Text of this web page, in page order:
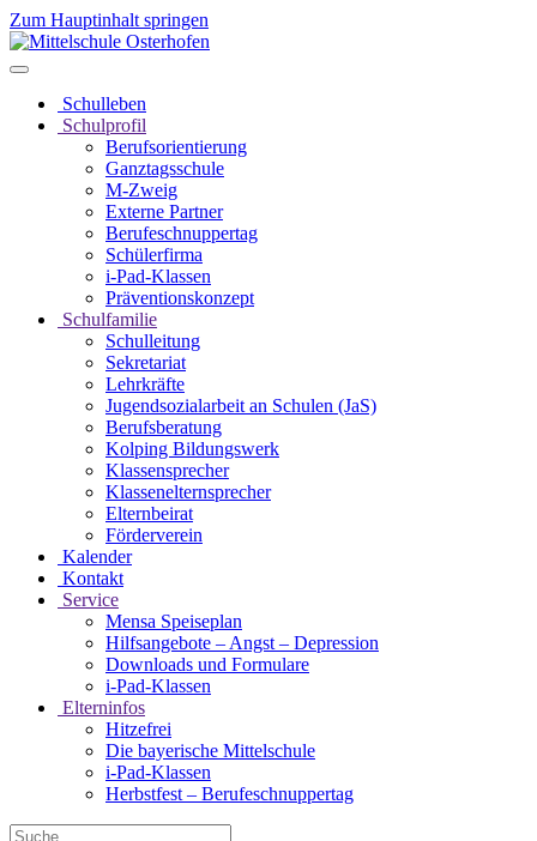
Zum Hauptinhalt springen
Schulleben
Schulprofil
Berufsorientierung
Ganztagsschule
M-Zweig
Externe Partner
Berufeschnuppertag
Schülerfirma
i-Pad-Klassen
Präventionskonzept
Schulfamilie
Schulleitung
Sekretariat
Lehrkräfte
Jugendsozialarbeit an Schulen (JaS)
Berufsberatung
Kolping Bildungswerk
Klassensprecher
Klassenelternsprecher
Elternbeirat
Förderverein
Kalender
Kontakt
Service
Mensa Speiseplan
Hilfsangebote – Angst – Depression
Downloads und Formulare
i-Pad-Klassen
Elterninfos
Hitzefrei
Die bayerische Mittelschule
i-Pad-Klassen
Herbstfest – Berufeschnuppertag